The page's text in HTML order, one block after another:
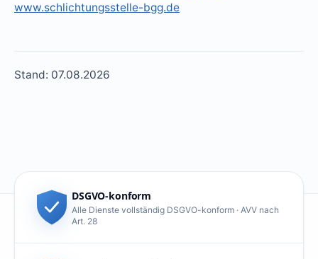
www.schlichtungsstelle-bgg.de
Stand: 07.08.2026
DSGVO-konform
Alle Dienste vollständig DSGVO-konform · AVV nach
Art. 28